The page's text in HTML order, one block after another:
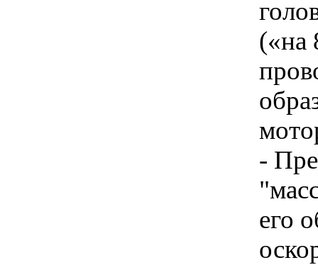
(«на
-
его